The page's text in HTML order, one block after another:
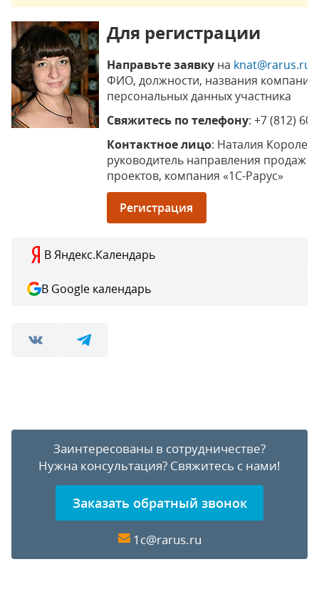
Для регистрации
Направьте заявку на knat@rarus.ru
ФИО, должности, названия
персональных данных участника
Свяжитесь по телефону: +7 (812)
Контактное лицо: Наталия
руководитель направления продаж
проектов, компания «1С-Рарус»
Регистрация
В Яндекс.Календарь
В Google календарь
Заинтересованы в сотрудничестве?
Нужна консультация? Свяжитесь с нами!
Заказать обратный звонок
1c@rarus.ru